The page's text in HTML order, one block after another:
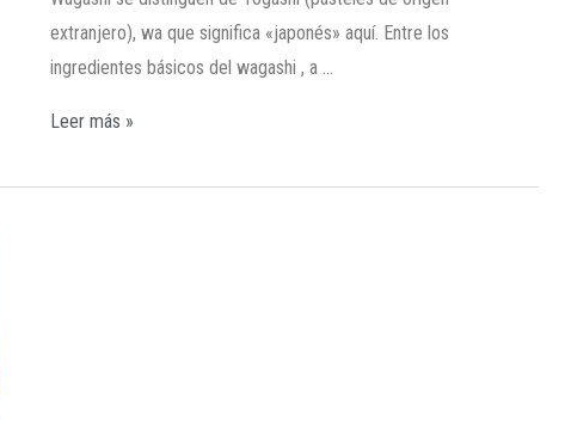
extranjero), wa que significa «japonés» aquí. Entre los
ingredientes básicos del wagashi , a …
Leer más »